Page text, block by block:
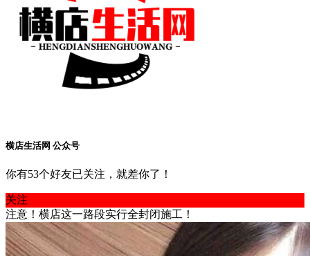
横店生活网 公众号
你有53个好友已关注，就差你了！
关注
注意！横店这一路段实行全封闭施工！